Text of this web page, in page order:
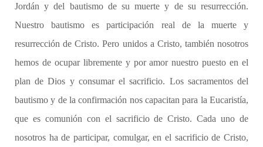
Jordán y del bautismo de su muerte y de su resurrección.
Nuestro bautismo es participación real de la muerte y
resurrección de Cristo. Pero unidos a Cristo, también nosotros
hemos de ocupar libremente y por amor nuestro puesto en el
plan de Dios y consumar el sacrificio. Los sacramentos del
bautismo y de la confirmación nos capacitan para la Eucaristía,
que es comunión con el sacrificio de Cristo. Cada uno de
nosotros ha de participar, comulgar, en el sacrificio de Cristo,